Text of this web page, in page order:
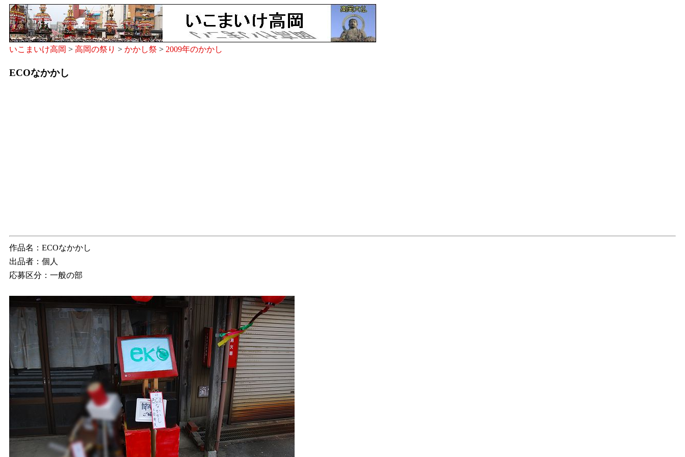
いこまいけ高岡 > 高岡の祭り > かかし祭 > 2009年のかかし
ECOなかかし
作品名：ECOなかかし
出品者：個人
応募区分：一般の部